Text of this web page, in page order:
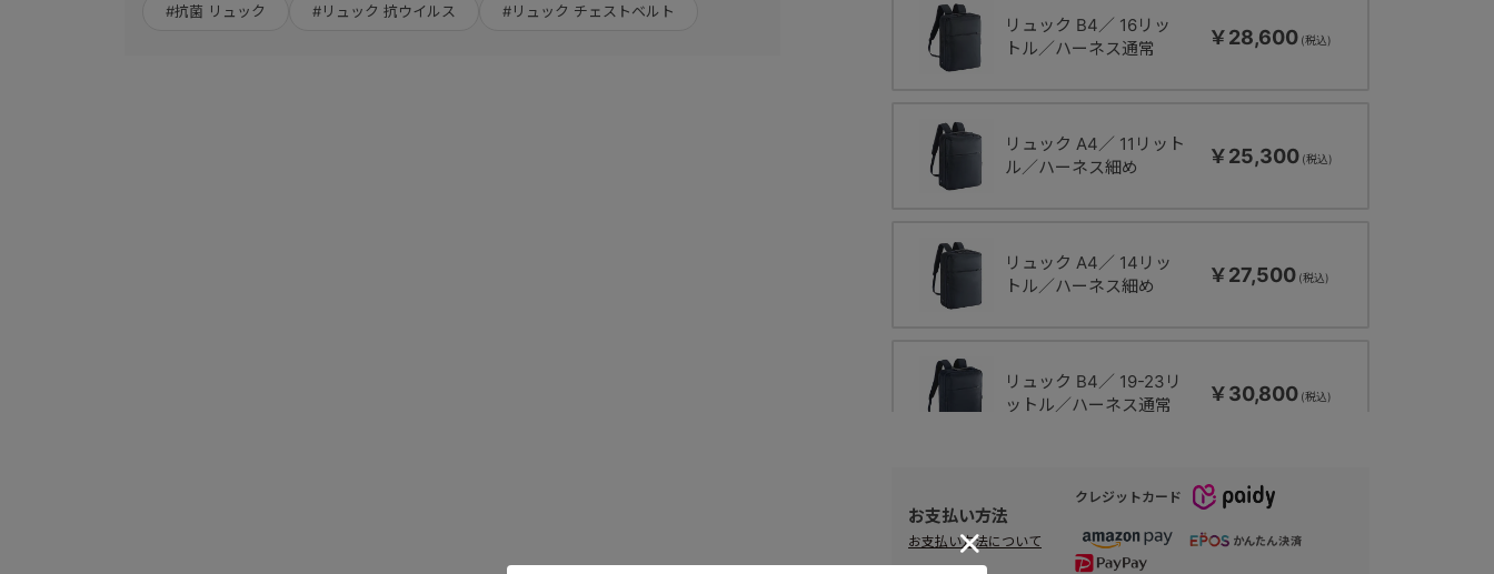
#抗菌 リュック #リュック 抗ウイルス #リュック チェストベルト
リュック B4／ 16リッ
トル／ハーネス通常
￥28,600
リュック A4／ 11リット
ル／ハーネス細め
￥25,300
リュック A4／ 14リッ
トル／ハーネス細め
￥27,500
リュック B4／ 19-23リ
ットル／ハーネス通常
￥30,800
リュック A4／ 15-20リ
ットル／ハーネス通常
￥29,700
お支払い方法
お支払い方法について
クレジットカード